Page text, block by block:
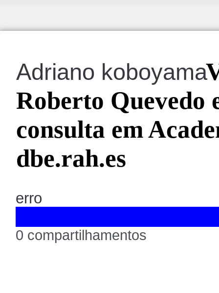
Adriano koboyama
Roberto Quevedo
consulta em
dbe.rah.es
erro
0 compartilhamentos